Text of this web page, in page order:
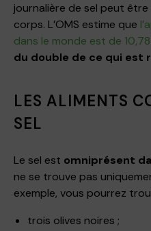
journalière de sel peut
corps. L’OMS estime que
dans le monde est de
du double de ce qui est
LES ALIMENTS
SEL
Le sel est omniprésent
ne se trouve pas
exemple, vous pourrez
trois olives noires ;